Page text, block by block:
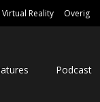
Virtual Reality Overig
Podcast